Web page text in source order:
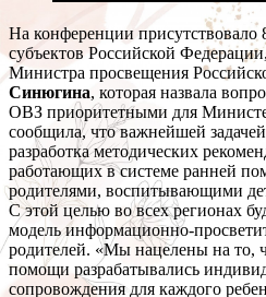
На конференции присутствовало
субъектов Российской
Министра просвещения
Синюгина, которая назвала
ОВЗ приоритетными для
сообщила, что важнейшей
разработка методических
работающих в системе ранней
родителями, воспитывающими
С этой целью во всех регионах
модель информационно-
родителей. «Мы нацелены на то,
помощи разрабатывались
сопровождения для каждого